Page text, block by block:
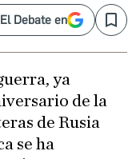
Debate en Save
ya
de la
de Rusia
se ha